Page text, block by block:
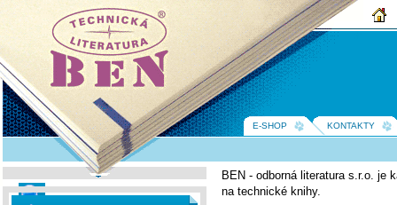
BEN -
technická
literatura
BEN - odborná literatura s.r.o. je
na technické knihy.
Vyhledávání
E-SHOP KONTAKTY